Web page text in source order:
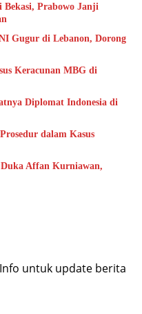
Bekasi, Prabowo Janji
Gugur di Lebanon, Dorong
Keracunan MBG di
Diplomat Indonesia di
dalam Kasus
Duka Affan Kurniawan,
untuk update berita